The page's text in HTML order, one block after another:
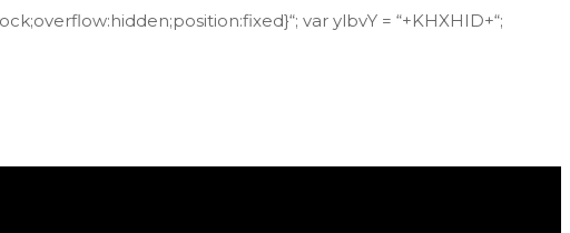
var ylbvY = “+KHXHID+“;